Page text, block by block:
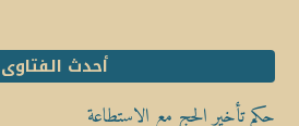
أحدث الفتاوى
حكم تأخير الحج مع الاستطاعة